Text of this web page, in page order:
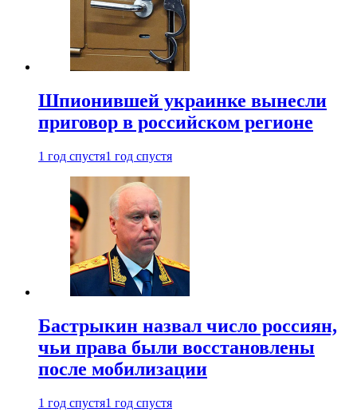
Шпионившей украинке вынесли
приговор в российском регионе
1 год спустя1 год спустя
Бастрыкин назвал число россиян,
чьи права были восстановлены
после мобилизации
1 год спустя1 год спустя